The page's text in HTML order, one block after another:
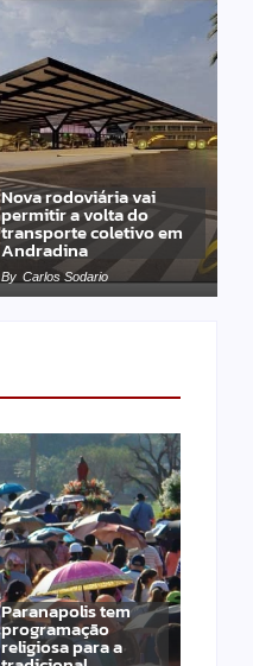
Nova rodoviária vai
permitir a volta do
transporte coletivo em
Andradina
By Carlos Sodario
Paranapolis tem
programação
religiosa para a